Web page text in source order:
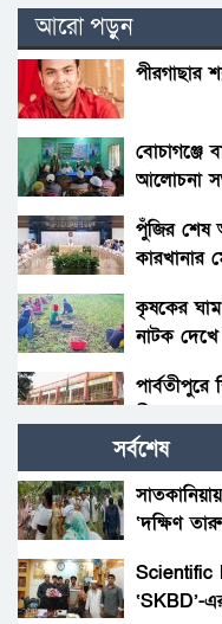
আরো পড়ুন
পীরগাছার
বোচাগঞ্জে
আলোচনা
পুঁজির শেষ
কারখানার
কৃষকের
নাটক দেখে
খুলনায়
সোহেলের
টন চাল
সর্বশেষ
‘দক্ষিণ
Scientific
‘SKBD’-